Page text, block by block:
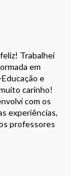
Trabalhei
em
e
carinho!
com os
experiências,
professores